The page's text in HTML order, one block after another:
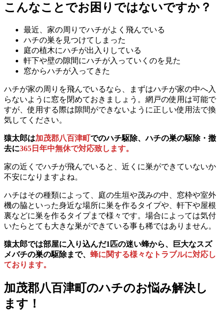
こんなことでお困りではないですか？
最近、家の周りでハチがよく飛んでいる
ハチの巣を見つけてしまった
庭の植木にハチが出入りしている
軒下や壁の隙間にハチが入っていくのを見た
窓からハチが入ってきた
ハチが家の周りを飛んでいるなら、まずはハチが家の中へ入
らないように窓を閉めておきましょう。網戸の使用は可能で
すが、使用する際は隙間ができないように正しい使用法で換
気してください。
猿太郎は加茂郡八百津町でのハチ駆除、ハチの巣の駆除・撤
去に365日年中無休で対応致します。
家の近くでハチが飛んでいると、近くに巣ができていないか
不安になりますよね。
ハチはその種類によって、庭の生垣や茂みの中、窓枠や室外
機の脇といった身近な場所に巣を作るタイプや、軒下や屋根
裏などに巣を作るタイプまで様々です。場合によっては気付
いたらとても大きな巣ができている事も稀ではありません。
猿太郎では部屋に入り込んだ1匹の迷い蜂から、巨大なスズ
メバチの巣の駆除まで、 蜂に関する様々なトラブルに対応し
ております。
加茂郡八百津町のハチのお悩み解決し
ます！